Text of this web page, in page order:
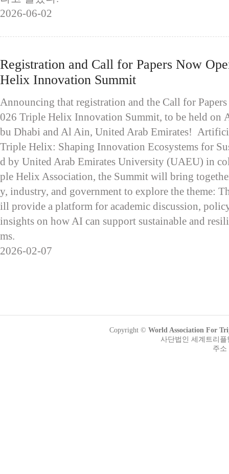
2026-06-02
Registration and Call for Papers Now
Helix Innovation Summit
Announcing that registration and the Call for
026 Triple Helix Innovation Summit, to be held on
bu Dhabi and Al Ain, United Arab Emirates!
Triple Helix: Shaping Innovation Ecosystems for
d by United Arab Emirates University (UAEU) in
ple Helix Association, the Summit will bring
y, industry, and government to explore the theme:
ill provide a platform for academic discussion,
insights on how AI can support sustainable and
ms.
2026-02-07
Copyright © World Association For
사단법인 세계트리
주소